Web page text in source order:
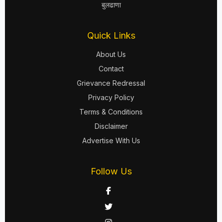
बुलढाणा
Quick Links
About Us
Contact
Grievance Redressal
Privacy Policy
Terms & Conditions
Disclaimer
Advertise With Us
Follow Us